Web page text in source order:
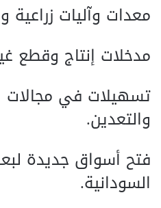
معدات وآليات
مدخلات إنتاج وقطع
تسهيلات في مجالات
والتعدين.
فتح أسواق جديدة
السودانية.